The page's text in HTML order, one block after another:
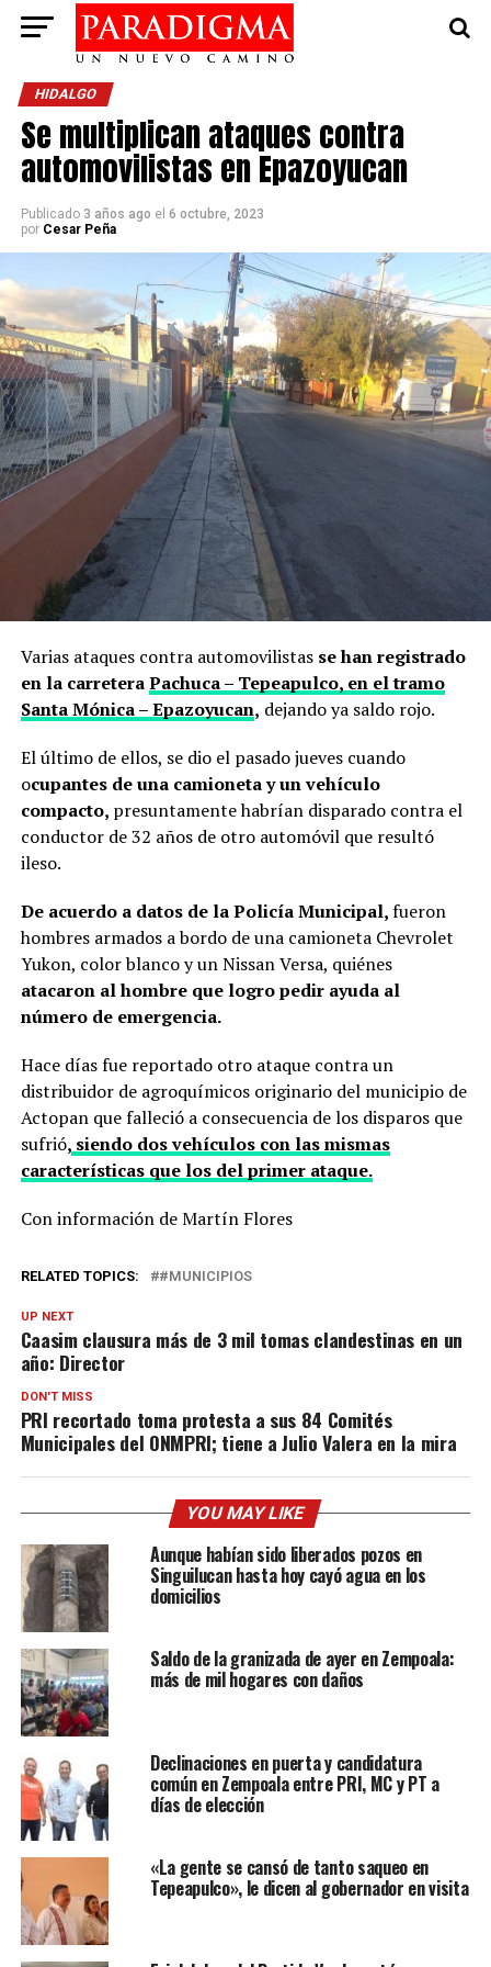
HIDALGO
Se multiplican ataques contra
automovilistas en Epazoyucan
Publicado 3 años ago el 6 octubre, 2023
por Cesar Peña
Varias ataques contra automovilistasse han registrado
en la carreteraPachuca – Tepeapulco, en el tramo
Santa Mónica – Epazoyucan, dejando ya saldo rojo.
El último de ellos, se dio el pasado jueves cuando
ocupantes de una camioneta y un vehículo
compacto, presuntamente habrían disparado contra el
conductor de 32 años de otro automóvil que resultó
ileso.
De acuerdo a datos de la Policía Municipal,fueron
hombres armados a bordo de una camioneta Chevrolet
Yukon, color blanco y un Nissan Versa, quiénes
atacaron al hombre que logro pedir ayuda al
número de emergencia.
Hace días fue reportado otro ataque contra un
distribuidor de agroquímicos originario del municipio de
Actopan que falleció a consecuencia de los disparos que
sufrió,siendo dos vehículos con las mismas
características que los del primer ataque.
Con información de Martín Flores
RELATED TOPICS: #MUNICIPIOS
UP NEXT
Caasim clausura más de 3 mil tomas clandestinas en un
año: Director
DON'T MISS
PRI recortado toma protesta a sus 84 Comités
Municipales del ONMPRI; tiene a Julio Valera en la mira
YOU MAY LIKE
Aunque habían sido liberados pozos en
Singuilucan hasta hoy cayó agua en los
domicilios
Saldo de la granizada de ayer en Zempoala:
más de mil hogares con daños
Declinaciones en puerta y candidatura
común en Zempoala entre PRI, MC y PT a
días de elección
«La gente se cansó de tanto saqueo en
Tepeapulco», le dicen al gobernador en visita